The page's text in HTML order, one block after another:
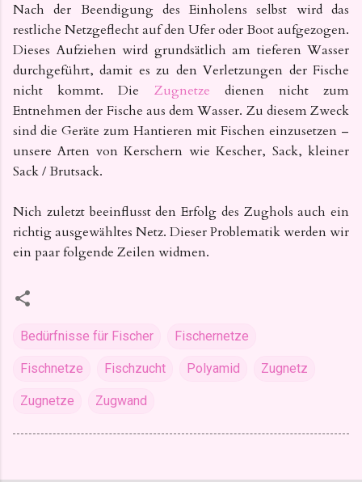
Nach der Beendigung des Einholens selbst wird das
restliche Netzgeflecht auf den Ufer oder Boot aufgezogen.
Dieses Aufziehen wird grundsätlich am tieferen Wasser
durchgeführt, damit es zu den Verletzungen der Fische
nicht kommt. Die Zugnetze dienen nicht zum
Entnehmen der Fische aus dem Wasser. Zu diesem Zweck
sind die Geräte zum Hantieren mit Fischen einzusetzen –
unsere Arten von Kerschern wie Kescher, Sack, kleiner
Sack / Brutsack.
Nich zuletzt beeinflusst den Erfolg des Zughols auch ein
richtig ausgewähltes Netz. Dieser Problematik werden wir
ein paar folgende Zeilen widmen.
Bedürfnisse für Fischer Fischernetze
Fischnetze Fischzucht Polyamid Zugnetz
Zugnetze Zugwand